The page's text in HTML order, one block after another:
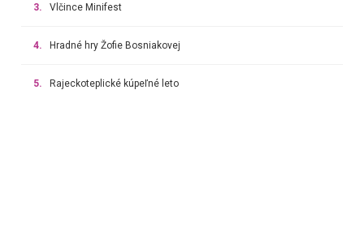
3. Vlčince Minifest
4. Hradné hry Žofie Bosniakovej
5. Rajeckoteplické kúpeľné leto